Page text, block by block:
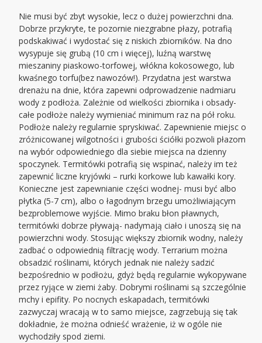
Nie musi być zbyt wysokie, lecz o dużej powierzchni dna.
Dobrze przykryte, te pozornie niezgrabne płazy, potrafią
podskakiwać i wydostać się z niskich zbiorników. Na dno
wysypuje się grubą (10 cm i więcej), luźną warstwę
mieszaniny piaskowo-torfowej, włókna kokosowego, lub
kwaśnego torfu(bez nawozów!). Przydatna jest warstwa
drenażu na dnie, która zapewni odprowadzenie nadmiaru
wody z podłoża. Zależnie od wielkości zbiornika i obsady-
całe podłoże należy wymieniać minimum raz na pół roku.
Podłoże należy regularnie spryskiwać. Zapewnienie miejsc o
zróżnicowanej wilgotności i grubości ściółki pozwoli płazom
na wybór odpowiedniego dla siebie miejsca na dzienny
spoczynek. Termitówki potrafią się wspinać, należy im też
zapewnić liczne kryjówki – rurki korkowe lub kawałki kory.
Konieczne jest zapewnianie części wodnej- musi być albo
płytka (5-7 cm), albo o łagodnym brzegu umożliwiającym
bezproblemowe wyjście. Mimo braku błon pławnych,
termitówki dobrze pływają- nadymają ciało i unoszą się na
powierzchni wody. Stosując większy zbiornik wodny, należy
zadbać o odpowiednią filtrację wody. Terrarium można
obsadzić roślinami, których jednak nie należy sadzić
bezpośrednio w podłożu, gdyż będą regularnie wykopywane
przez ryjące w ziemi żaby. Dobrymi roślinami są szczególnie
mchy i epifity. Po nocnych eskapadach, termitówki
zazwyczaj wracają w to samo miejsce, zagrzebują się tak
dokładnie, że można odnieść wrażenie, iż w ogóle nie
wychodziły spod ziemi.